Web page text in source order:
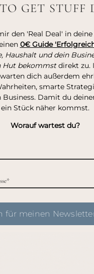
GET STUFF
den 'Real Deal' in
0€ Guide
Haushalt und dein
Hut bekommstdirekt zu.
dich außerdem
smarte
Damit du
ein Stück näher kommst.
Worauf wartest du?
für meinen